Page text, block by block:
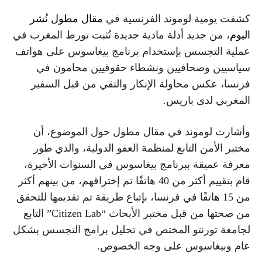
كشفت يومية لوموند الفرنسية في مقال مطول نُشر
اليوم، من جديد أدلة مادية جديدة تُثبت تورط المغرب في
عملية التجسس بإستخدام برنامج بيغاسوس على هواتف
سياسيين وصحافيين ونشطاء حقوقيين محامون في
فرنسا، عكس محاولة الإنكار والتقي من قبل السفير
المغربي لدى باريس.
وأشارت لوموند في مقال مطول حول الموضوع، أن
مختبر الأمن التابع لمنظمة العفو الدولية، والذي طور
معرفة عميقة ببرنامج بيغاسوس في السنوات الأخيرة،
قام بتقييم أكثر من 40 هاتفًا تم إختراقهم، من بينهم أكثر
من 15 هاتفًا في فرنسا، بإتباع طريقة تم تقديمها للتحقق
من صحتها من قبل مختبر الأبحاث “Citizen Lab” التابع
لجامعة تورنتو المختص في تحليل برامج التجسس بشكل
عام وبيغاسوس على وجه الخصوص.